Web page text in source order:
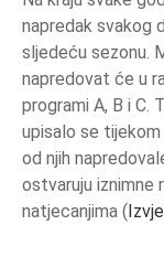
napredak svakog
sljedeću sezonu.
napredovat će u
programi A, B i C.
upisalo se
od njih
ostvaruju iznimne
natjecanjima (